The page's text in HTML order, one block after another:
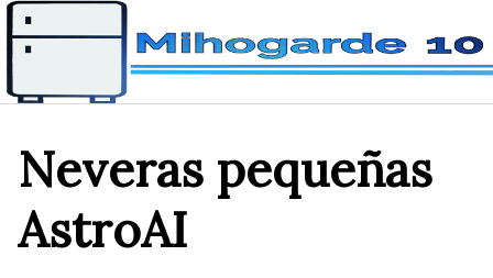
Saltar
al
contenido
Neveras pequeñas
AstroAI